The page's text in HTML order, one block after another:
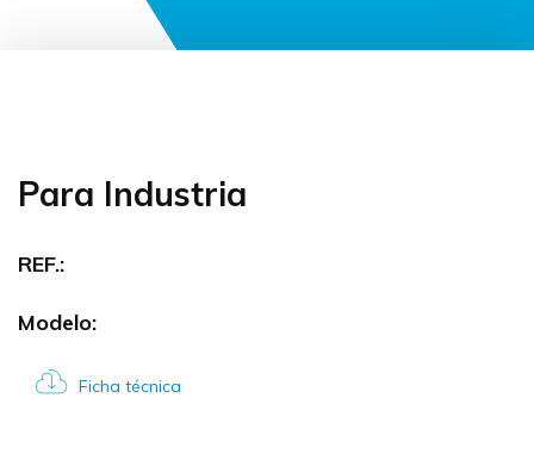
Para Industria
REF.:
Modelo:
Ficha técnica